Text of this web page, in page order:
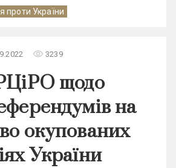
проти України
remove_red_eye 3239
щодо
на
окупованих
України